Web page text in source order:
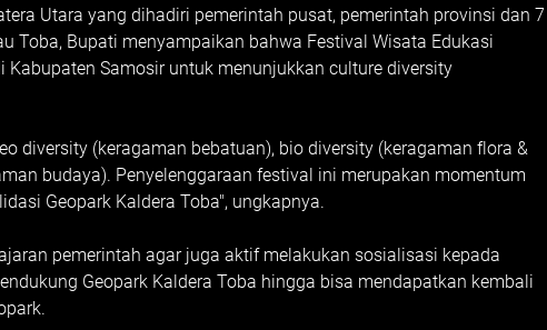
Utara yang dihadiri pemerintah pusat, pemerintah provinsi dan 7
Toba, Bupati menyampaikan bahwa Festival Wisata Edukasi
Kabupaten Samosir untuk menunjukkan culture diversity
diversity (keragaman bebatuan), bio diversity (keragaman flora &
budaya). Penyelenggaraan festival ini merupakan momentum
Geopark Kaldera Toba", ungkapnya.
pemerintah agar juga aktif melakukan sosialisasi kepada
Geopark Kaldera Toba hingga bisa mendapatkan kembali